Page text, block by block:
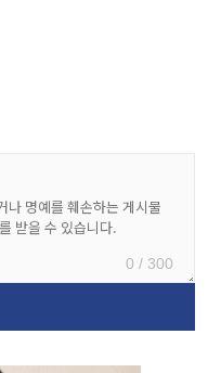
0 / 300